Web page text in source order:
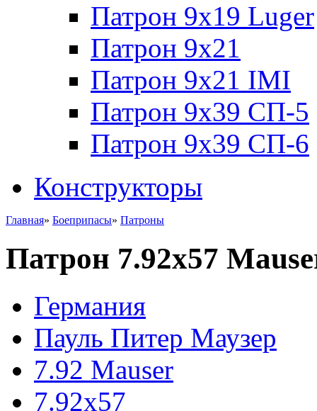
Патрон 9x19 Luger
Патрон 9x21
Патрон 9x21 IMI
Патрон 9x39 СП-5
Патрон 9x39 СП-6
Конструкторы
Главная» Боеприпасы» Патроны
Патрон 7.92x57
Германия
Пауль Питер Маузер
7.92 Mauser
7.92x57